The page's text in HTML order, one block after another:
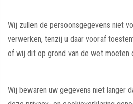
Wij zullen de persoonsgegevens niet
verwerken, tenzij u daar vooraf
of wij dit op grond van de wet moeten
Wij bewaren uw gegevens niet langer